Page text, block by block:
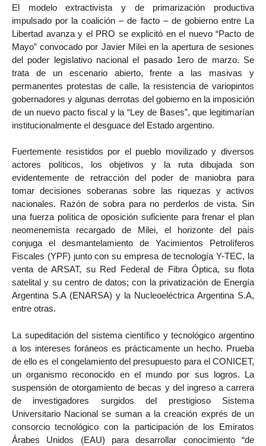
El modelo extractivista y de primarización productiva
impulsado por la coalición – de facto – de gobierno entre La
Libertad avanza y el PRO se explicitó en el nuevo “Pacto de
Mayo” convocado por Javier Milei en la apertura de sesiones
del poder legislativo nacional el pasado 1ero de marzo. Se
trata de un escenario abierto, frente a las masivas y
permanentes protestas de calle, la resistencia de variopintos
gobernadores y algunas derrotas del gobierno en la imposición
de un nuevo pacto fiscal y la “Ley de Bases”, que legitimarían
institucionalmente el desguace del Estado argentino.
Fuertemente resistidos por el pueblo movilizado y diversos
actores políticos, los objetivos y la ruta dibujada son
evidentemente de retracción del poder de maniobra para
tomar decisiones soberanas sobre las riquezas y activos
nacionales. Razón de sobra para no perderlos de vista. Sin
una fuerza política de oposición suficiente para frenar el plan
neomenemista recargado de Milei, el horizonte del país
conjuga el desmantelamiento de Yacimientos Petrolíferos
Fiscales (YPF) junto con su empresa de tecnología Y-TEC, la
venta de ARSAT, su Red Federal de Fibra Óptica, su flota
satelital y su centro de datos; con la privatización de Energía
Argentina S.A (ENARSA) y la Nucleoeléctrica Argentina S.A,
entre otras.
La supeditación del sistema científico y tecnológico argentino
a los intereses foráneos es prácticamente un hecho. Prueba
de ello es el congelamiento del presupuesto para el CONICET,
un organismo reconocido en el mundo por sus logros. La
suspensión de otorgamiento de becas y del ingreso a carrera
de investigadores surgidos del prestigioso Sistema
Universitario Nacional se suman a la creación exprés de un
consorcio tecnológico con la participación de los Emiratos
Árabes Unidos (EAU) para desarrollar conocimiento “de